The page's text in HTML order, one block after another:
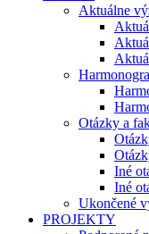
Aktuálne
Otázky a
Iné
Iné
Ukončené
PROJEKTY